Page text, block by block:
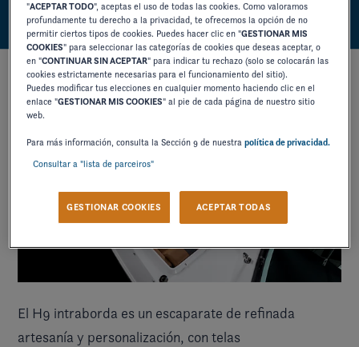
El H9 intraborda es un escaparate de refinada
artesanía y personalización, con telas
"ACEPTAR TODO", aceptas el uso de todas las cookies. Como valoramos
profundamente tu derecho a la privacidad, te ofrecemos la opción de no
permitir ciertos tipos de cookies. Puedes hacer clic en "GESTIONAR MIS
COOKIES" para seleccionar las categorías de cookies que deseas aceptar, o
en "CONTINUAR SIN ACEPTAR" para indicar tu rechazo (solo se colocarán las
cookies estrictamente necesarias para el funcionamiento del sitio).
Puedes modificar tus elecciones en cualquier momento haciendo clic en el
enlace "GESTIONAR MIS COOKIES" al pie de cada página de nuestro sitio
web.
Para más información, consulta la Sección 9 de nuestrapolítica de privacidad.
Consultar a "lista de parceiros"
GESTIONAR COOKIES ACEPTAR TODAS